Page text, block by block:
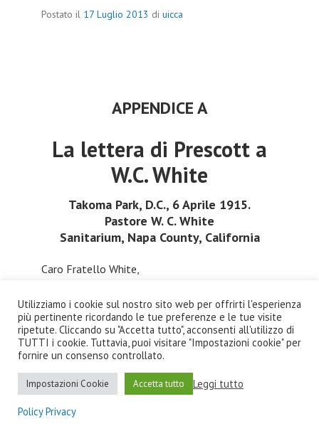
Postato il 17 Luglio 2013 di uicca
APPENDICE A
La lettera di Prescott a
W.C. White
Takoma Park, D.C., 6 Aprile 1915.
Pastore W. C. White
Sanitarium, Napa County, California
Caro Fratello White,
Ho apprezzato la sua lettera del 12 marzo
[Appendice B]e la ringrazio per le sue parole di
condoglianze a seguito del decesso di mio padre.
Ho letto ciò che lei ha scritto sulle condizioni di
sua madre, sebbene lei abbia dimenticato di
accludere le dichiarazioni alle quali fa
Utilizziamo i cookie sul nostro sito web per offrirti l'esperienza
più pertinente ricordando le tue preferenze e le tue visite
ripetute. Cliccando su "Accetta tutto", acconsenti all'utilizzo di
TUTTI i cookie. Tuttavia, puoi visitare "Impostazioni cookie" per
fornire un consenso controllato.
Impostazioni Cookie Accetta tutto Leggi tutto
Policy Privacy